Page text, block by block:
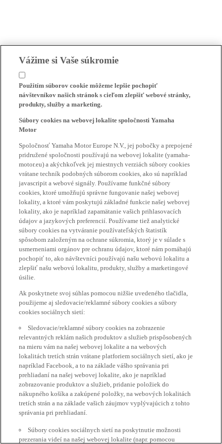
Vážime si Vaše súkromie
Použitím súborov cookie môžeme lepšie pochopiť
návštevníkov našich stránok s cieľom zlepšiť webové stránky,
produkty, služby a marketing.
Súbory cookies na webovej lokalite spoločnosti Yamaha
Motor
Spoločnosť Yamaha Motor Europe N.V., jej pobočky a prepojené
pridružené spoločnosti používajú na webovej lokalite (yamaha-
motor.eu) a akýchkoľvek jej miestnych verziách súbory cookies
vrátane techník podobných súborom cookies, ako sú napríklad
javascripit a webové signály. Používame funkčné súbory
cookies, ktoré umožňujú správne fungovanie našej webovej
lokality, a ktoré vám poskytujú základné funkcie našej webovej
lokality, ako je napríklad zapamätanie vašich prihlasovacích
údajov a jazykových preferencií. Používame tiež analytické
súbory cookies na vytváranie používateľských štatistík
spôsobom založeným na ochrane súkromia, ktorý je v súlade s
usmerneniami orgánov pre ochranu údajov, ktoré nám pomáhajú
pochopiť to, ako návštevníci používajú našu webovú lokalitu a
zlepšiť našu webovú lokalitu, produkty, služby a marketingové
úsilie.
Ak poskytnete svoj súhlas pomocou nižšie uvedeného tlačidla,
použijeme aj sledovacie/reklamné súbory cookies a súbory
cookies sociálnych sietí:
Sledovacie/reklamné súbory cookies na zobrazenie
relevantných reklám našich produktov a služieb prispôsobených
na mieru vám na našej webovej lokalite a na webových
lokalitách tretích strán vrátane platforiem sociálnych sietí, ako je
napríklad Facebook, a to na základe vášho správania pri
prehliadaní na našej webovej lokalite, ako je napríklad
zobrazovanie produktov a služieb, pridanie položiek do
nákupného košíka a zakúpené položky, na webových lokalitách
tretích strán a na základe vašich záujmov vyplývajúcich z tohto
správania pri prehliadaní.
Súbory cookies sociálnych sietí na poskytnutie možnosti
prezerania videí na našej webovej lokalite (napr. pomocou